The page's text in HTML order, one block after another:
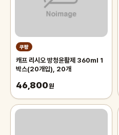
쿠팡
캐프 리시오 방청윤활제 360ml 1
박스(20개입), 20개
46,800원